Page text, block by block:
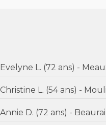
Evelyne L. (72 ans) -
Christine L. (54